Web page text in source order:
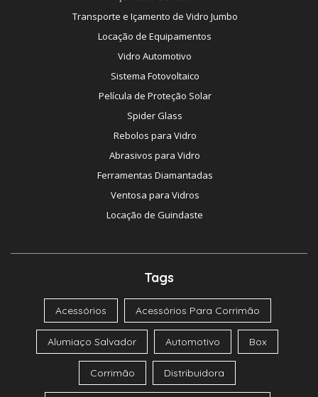
Transporte e Içamento de Vidro Jumbo
Locação de Equipamentos
Vidro Automotivo
Sistema Fotovoltaico
Película de Proteção Solar
Spider Glass
Rebolos para Vidro
Abrasivos para Vidro
Ferramentas Diamantadas
Ventosa para Vidros
Locação de Guindaste
Tags
Acessórios Acessórios Para Corrimão
Alumiaço Salvador Automotivo Box
Corrimão Distribuidora